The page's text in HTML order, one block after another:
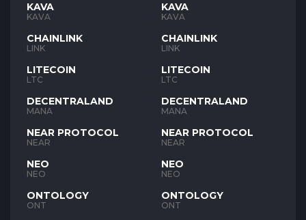
KAVA
KAVA
CHAINLINK
LINK
LITECOIN
LTC
DECENTRALAND
MANA
NEAR PROTOCOL
NEAR
NEO
NEO
ONTOLOGY
ONT
KAVA
KAVA
CHAINLINK
LINK
LITECOIN
LTC
DECENTRALAND
MANA
NEAR PROTOCOL
NEAR
NEO
NEO
ONTOLOGY
ONT